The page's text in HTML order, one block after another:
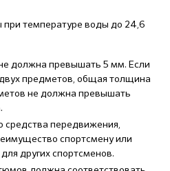
температуре воды до 24,6
должна превышать 5 мм. Если
предметов, общая толщина
не должна превышать
передвижения,
спортсмену или
других спортсменов.